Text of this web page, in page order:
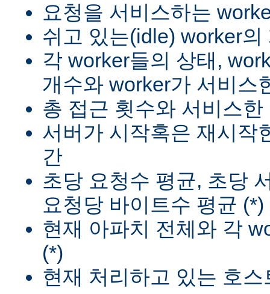
요청을 서비스하는
쉬고 있는(idle) worker의
각 worker들의 상태,
개수와 worker가 서비스
총 접근 횟수와 서비스
서버가 시작혹은 재시작
간
초당 요청수 평균, 초당
요청당 바이트수 평균 (*)
현재 아파치 전체와 각
(*)
현재 처리하고 있는 호